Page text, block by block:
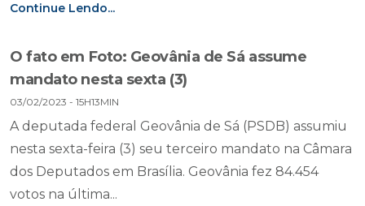
Continue Lendo...
O fato em Foto: Geovânia de Sá assume
mandato nesta sexta (3)
03/02/2023 - 15H13MIN
A deputada federal Geovânia de Sá (PSDB) assumiu
nesta sexta-feira (3) seu terceiro mandato na Câmara
dos Deputados em Brasília. Geovânia fez 84.454
votos na última...